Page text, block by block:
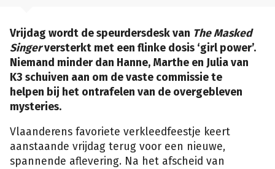
Vrijdag wordt de speurdersdesk van The Masked
Singerversterkt met een flinke dosis ‘girl power’.
Niemand minder dan Hanne, Marthe en Julia van
K3 schuiven aan om de vaste commissie te
helpen bij het ontrafelen van de overgebleven
mysteries.
Vlaanderens favoriete verkleedfeestje keert
aanstaande vrijdag terug voor een nieuwe,
spannende aflevering. Na het afscheid van